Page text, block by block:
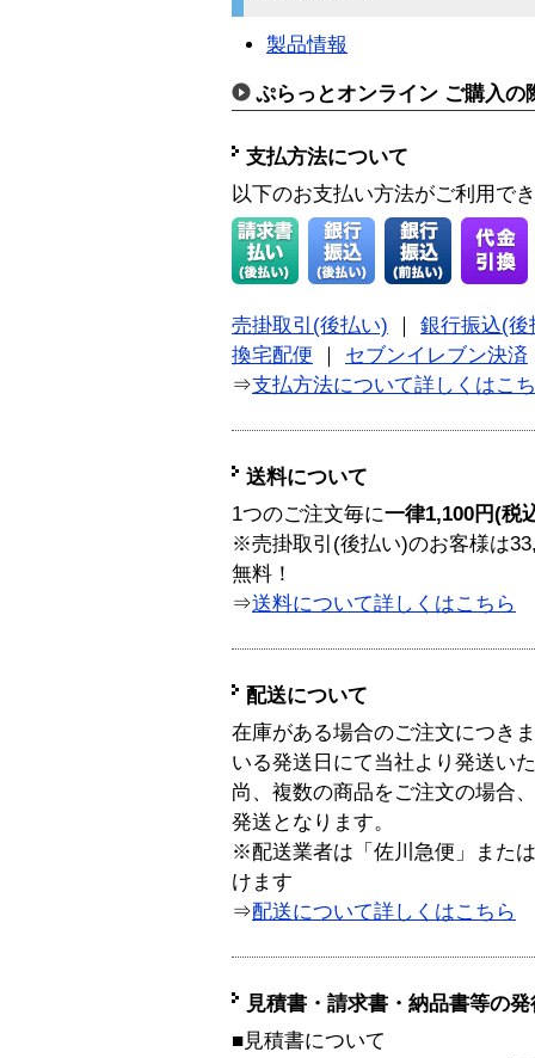
製品情報
ぷらっとオンライン ご購入の
支払方法について
以下のお支払い方法がご利用で
売掛取引(後払い)
銀行振込(後
換宅配便
セブンイレブン決済
⇒支払方法について詳しくはこ
送料について
1つのご注文毎に一律1,100円(税
※売掛取引(後払い)のお客様は
無料！
⇒送料について詳しくはこちら
配送について
在庫がある場合のご注文につき
いる発送日にて当社より発送い
尚、複数の商品をご注文の場合
発送となります。
※配送業者は「佐川急便」また
けます
⇒配送について詳しくはこちら
見積書・請求書・納品書等の
■見積書について